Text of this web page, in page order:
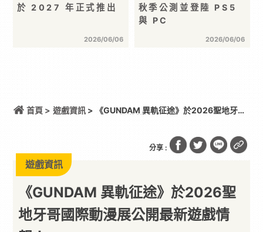
於 2027 年正式推出
2026/06/06
秋季公測並登陸 PS5
與 PC
2026/06/06
首頁 > 遊戲資訊> 《GUNDAM 異軌征途》於2026聖地牙哥
分享 :
遊戲資訊
《GUNDAM 異軌征途》於2026聖
地牙哥國際動漫展公開最新遊戲情